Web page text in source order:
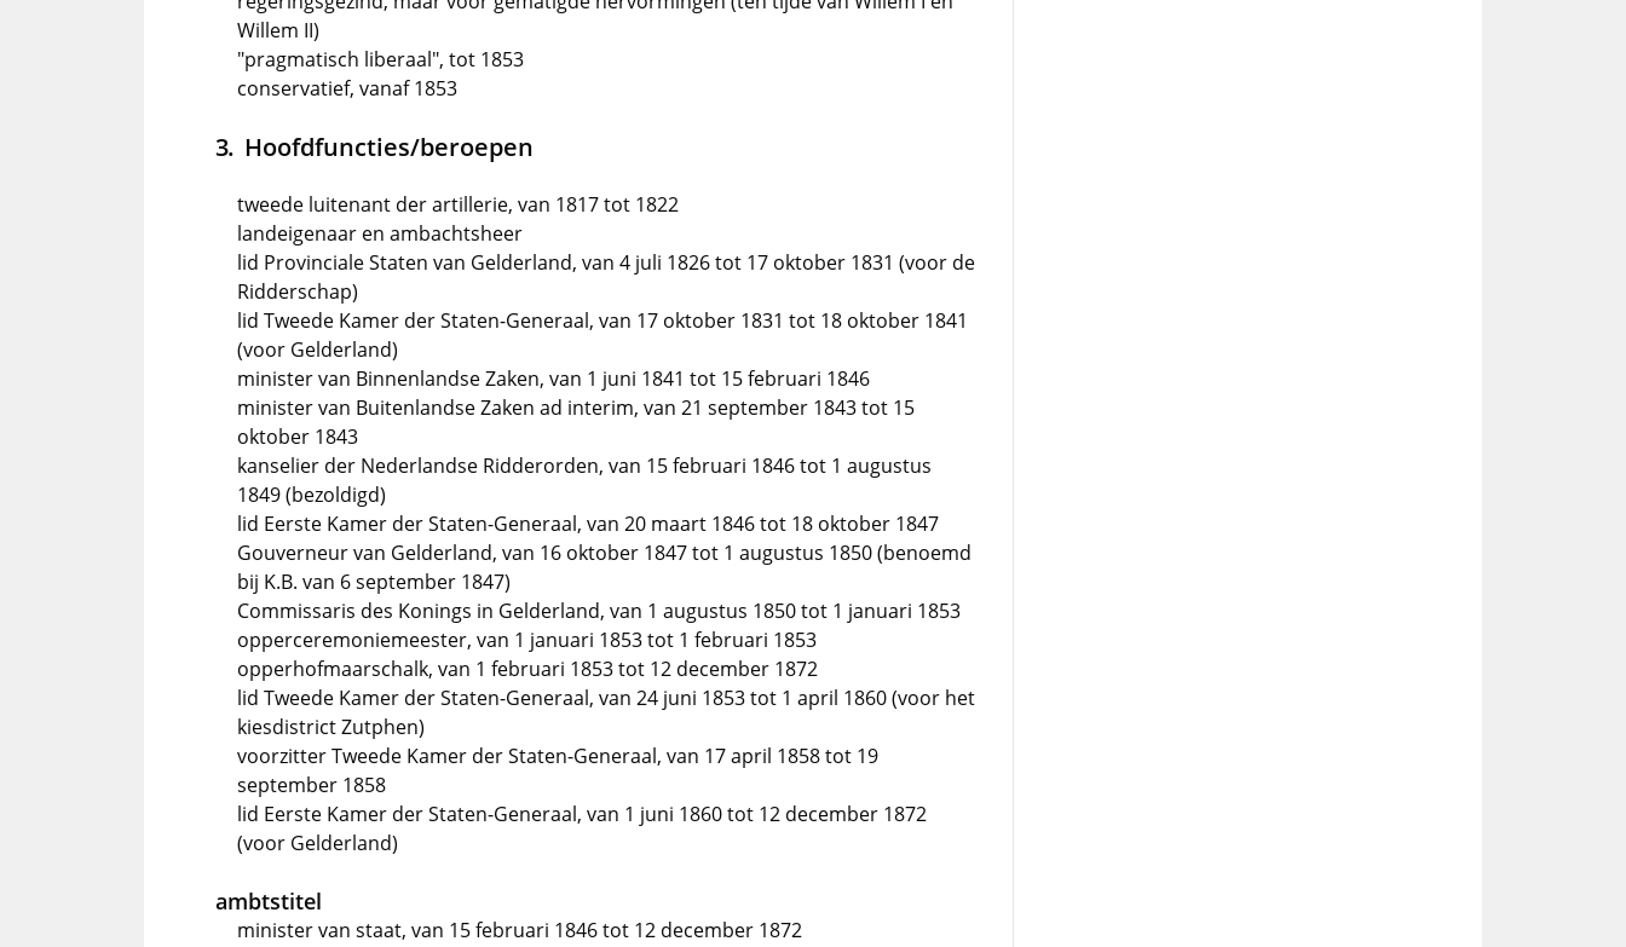
Willem II)
"pragmatisch liberaal", tot 1853
conservatief, vanaf 1853
Hoofdfuncties/beroepen
tweede luitenant der artillerie, van 1817 tot 1822
landeigenaar en ambachtsheer
lid Provinciale Staten van Gelderland, van 4 juli 1826 tot 17 oktober 1831 (voor de
Ridderschap)
lid Tweede Kamer der Staten-Generaal, van 17 oktober 1831 tot 18 oktober 1841
(voor Gelderland)
minister van Binnenlandse Zaken, van 1 juni 1841 tot 15 februari 1846
minister van Buitenlandse Zaken ad interim, van 21 september 1843 tot 15
oktober 1843
kanselier der Nederlandse Ridderorden, van 15 februari 1846 tot 1 augustus
1849 (bezoldigd)
lid Eerste Kamer der Staten-Generaal, van 20 maart 1846 tot 18 oktober 1847
Gouverneur van Gelderland, van 16 oktober 1847 tot 1 augustus 1850 (benoemd
bij K.B. van 6 september 1847)
Commissaris des Konings in Gelderland, van 1 augustus 1850 tot 1 januari 1853
opperceremoniemeester, van 1 januari 1853 tot 1 februari 1853
opperhofmaarschalk, van 1 februari 1853 tot 12 december 1872
lid Tweede Kamer der Staten-Generaal, van 24 juni 1853 tot 1 april 1860 (voor het
kiesdistrict Zutphen)
voorzitter Tweede Kamer der Staten-Generaal, van 17 april 1858 tot 19
september 1858
lid Eerste Kamer der Staten-Generaal, van 1 juni 1860 tot 12 december 1872
(voor Gelderland)
ambtstitel
minister van staat, van 15 februari 1846 tot 12 december 1872